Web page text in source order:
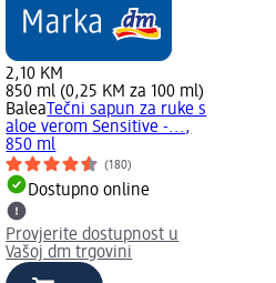
2,10 KM
850 ml (0,25 KM za 100 ml)
Balea Tečni sapun za ruke s
aloe verom Sensitive -...,
850 ml
(180)
Dostupno online
Provjerite dostupnost u
Vašoj dm trgovini